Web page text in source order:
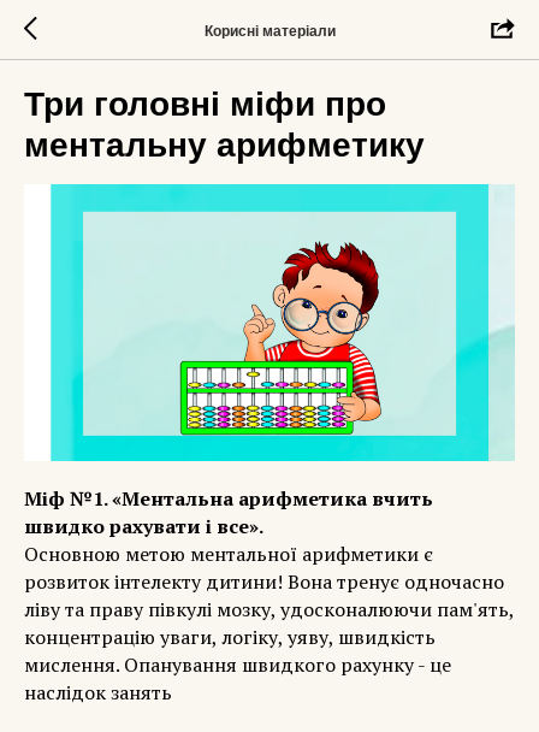
Корисні матеріали
Три головні міфи про
ментальну арифметику
Міф №1. «Ментальна арифметика вчить
швидко рахувати і все».
Основною метою ментальної арифметики є
розвиток інтелекту дитини! Вона тренує одночасно
ліву та праву півкулі мозку, удосконалюючи пам'ять,
концентрацію уваги, логіку, уяву, швидкість
мислення. Опанування швидкого рахунку - це
наслідок занять